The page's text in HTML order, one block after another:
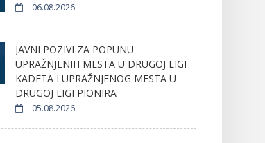
06.08.2026
JAVNI POZIVI ZA POPUNU
UPRAŽNJENIH MESTA U DRUGOJ LIGI
KADETA I UPRAŽNJENOG MESTA U
DRUGOJ LIGI PIONIRA
05.08.2026